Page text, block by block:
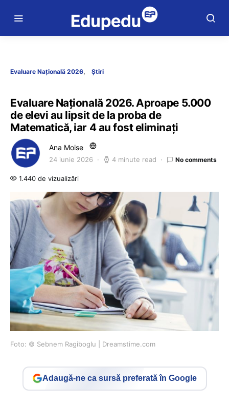
Evaluare Națională 2026 Știri
Evaluare Națională 2026. Aproape 5.000
de elevi au lipsit de la proba de
Matematică, iar 4 au fost eliminați
Ana Moise
24 iunie 2026 4 minute read No comments
1.440 de vizualizări
Foto: © Sebnem Ragiboglu | Dreamstime.com
Adaugă-ne ca sursă preferată în Google